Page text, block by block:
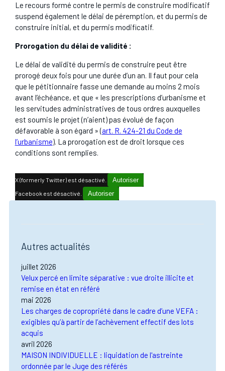
Le recours formé contre le permis de construire modificatif
suspend également le délai de péremption, et du permis de
construire initial, et du permis modificatif.
Prorogation du délai de validité :
Le délai de validité du permis de construire peut être
prorogé deux fois pour une durée d’un an. Il faut pour cela
que le pétitionnaire fasse une demande au moins 2 mois
avant l’échéance, et que « les prescriptions d’urbanisme et
les servitudes administratives de tous ordres auxquelles
est soumis le projet (n’aient) pas évolué de façon
défavorable à son égard » (art. R. 424-21 du Code de
l’urbanisme). La prorogation est de droit lorsque ces
conditions sont remplies.
X (formerly Twitter) est désactivé. Autoriser
Facebook est désactivé. Autoriser
Autres actualités
juillet 2026
Velux percé en limite séparative : vue droite illicite et
remise en état en référé
mai 2026
Les charges de copropriété dans le cadre d’une VEFA :
exigibles qu’à partir de l’achèvement effectif des lots
acquis
avril 2026
MAISON INDIVIDUELLE : liquidation de l'astreinte
ordonnée par le Juge des référés